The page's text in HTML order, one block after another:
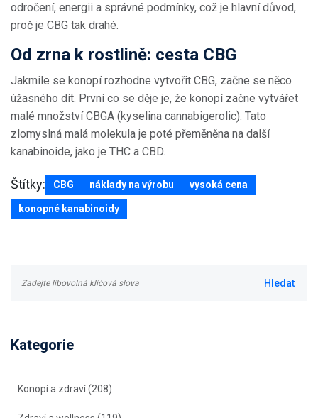
odročení, energii a správné podmínky, což je hlavní důvod,
proč je CBG tak drahé.
Od zrna k rostlině: cesta CBG
Jakmile se konopí rozhodne vytvořit CBG, začne se něco
úžasného dít. První co se děje je, že konopí začne vytvářet
malé množství CBGA (kyselina cannabigerolic). Tato
zlomyslná malá molekula je poté přeměněna na další
kanabinoide, jako je THC a CBD.
Štítky: CBG náklady na výrobu vysoká cena
konopné kanabinoidy
Kategorie
Konopí a zdraví(208)